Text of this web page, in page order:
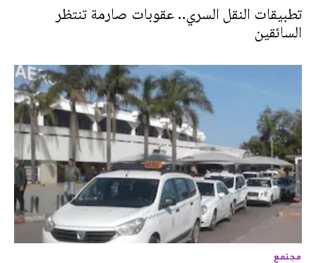
تطبيقات النقل السري.. عقوبات صارمة تنتظر
السائقين
مجتمع